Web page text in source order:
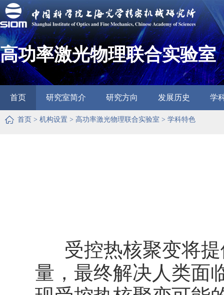
高功率激光物理联合实验室
首页 研究室简介 研究方向 发展历史 学
首页 > 机构设置 > 高功率激光物理联合实验室 > 学科特色
受控热核聚变将提
量，最终解决人类面